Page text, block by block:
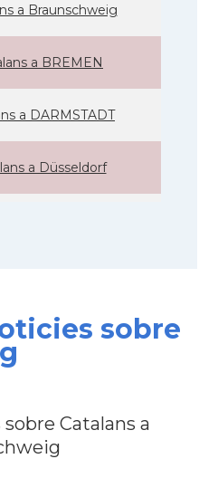
a Braunschweig
a BREMEN
a DARMSTADT
a Düsseldorf
a FREIBURG
a Hamburg
sobre
Catalans a